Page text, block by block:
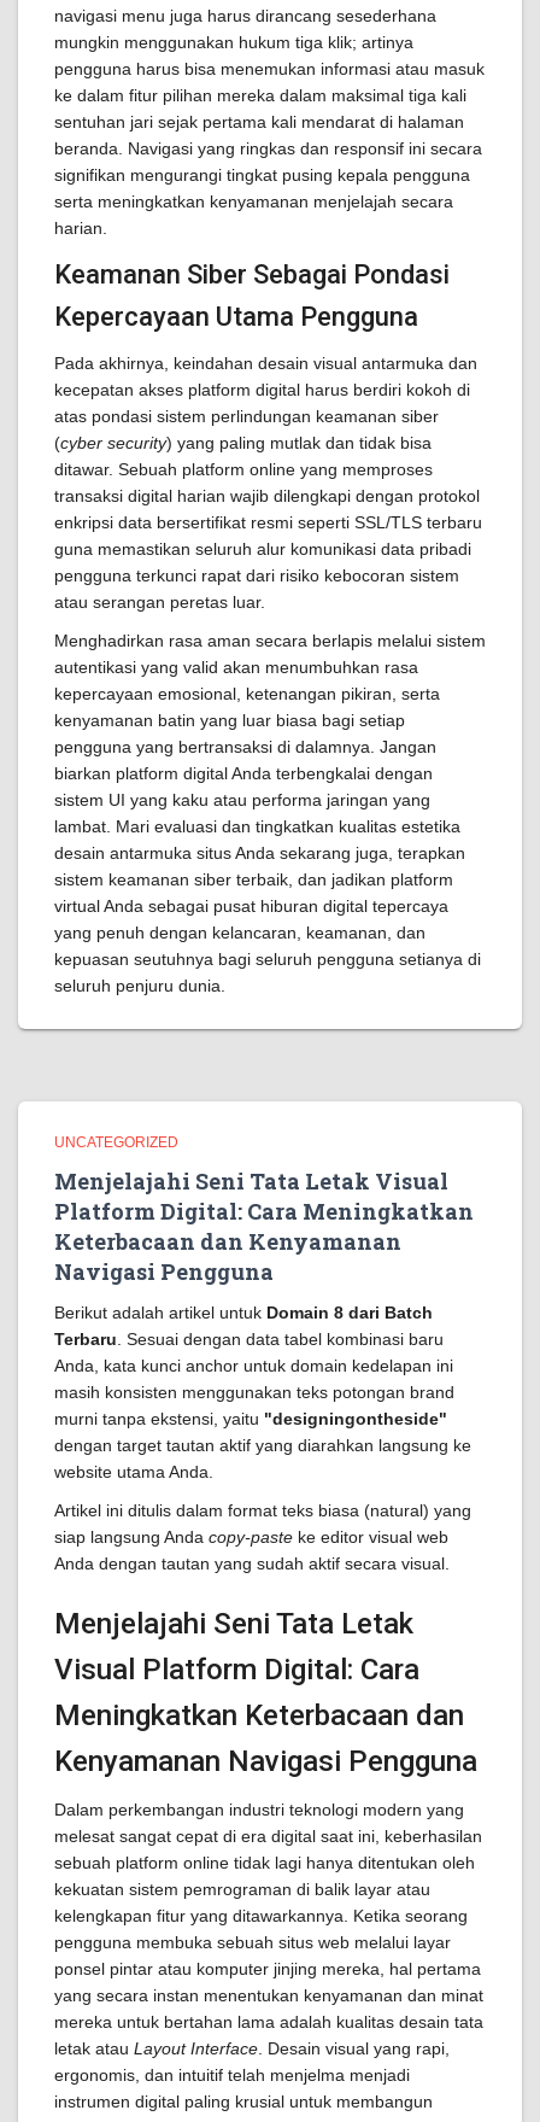
navigasi menu juga harus dirancang sesederhana
mungkin menggunakan hukum tiga klik; artinya
pengguna harus bisa menemukan informasi atau masuk
ke dalam fitur pilihan mereka dalam maksimal tiga kali
sentuhan jari sejak pertama kali mendarat di halaman
beranda. Navigasi yang ringkas dan responsif ini secara
signifikan mengurangi tingkat pusing kepala pengguna
serta meningkatkan kenyamanan menjelajah secara
harian.
Keamanan Siber Sebagai Pondasi
Kepercayaan Utama Pengguna
Pada akhirnya, keindahan desain visual antarmuka dan
kecepatan akses platform digital harus berdiri kokoh di
atas pondasi sistem perlindungan keamanan siber
(cyber security) yang paling mutlak dan tidak bisa
ditawar. Sebuah platform online yang memproses
transaksi digital harian wajib dilengkapi dengan protokol
enkripsi data bersertifikat resmi seperti SSL/TLS terbaru
guna memastikan seluruh alur komunikasi data pribadi
pengguna terkunci rapat dari risiko kebocoran sistem
atau serangan peretas luar.
Menghadirkan rasa aman secara berlapis melalui sistem
autentikasi yang valid akan menumbuhkan rasa
kepercayaan emosional, ketenangan pikiran, serta
kenyamanan batin yang luar biasa bagi setiap
pengguna yang bertransaksi di dalamnya. Jangan
biarkan platform digital Anda terbengkalai dengan
sistem UI yang kaku atau performa jaringan yang
lambat. Mari evaluasi dan tingkatkan kualitas estetika
desain antarmuka situs Anda sekarang juga, terapkan
sistem keamanan siber terbaik, dan jadikan platform
virtual Anda sebagai pusat hiburan digital tepercaya
yang penuh dengan kelancaran, keamanan, dan
kepuasan seutuhnya bagi seluruh pengguna setianya di
seluruh penjuru dunia.
UNCATEGORIZED
Menjelajahi Seni Tata Letak Visual
Platform Digital: Cara Meningkatkan
Keterbacaan dan Kenyamanan
Navigasi Pengguna
Berikut adalah artikel untuk Domain 8 dari Batch
Terbaru . Sesuai dengan data tabel kombinasi baru
Anda, kata kunci anchor untuk domain kedelapan ini
masih konsisten menggunakan teks potongan brand
murni tanpa ekstensi, yaitu "designingontheside"
dengan target tautan aktif yang diarahkan langsung ke
website utama Anda.
Artikel ini ditulis dalam format teks biasa (natural) yang
siap langsung Anda copy-paste ke editor visual web
Anda dengan tautan yang sudah aktif secara visual.
Menjelajahi Seni Tata Letak
Visual Platform Digital: Cara
Meningkatkan Keterbacaan dan
Kenyamanan Navigasi Pengguna
Dalam perkembangan industri teknologi modern yang
melesat sangat cepat di era digital saat ini, keberhasilan
sebuah platform online tidak lagi hanya ditentukan oleh
kekuatan sistem pemrograman di balik layar atau
kelengkapan fitur yang ditawarkannya. Ketika seorang
pengguna membuka sebuah situs web melalui layar
ponsel pintar atau komputer jinjing mereka, hal pertama
yang secara instan menentukan kenyamanan dan minat
mereka untuk bertahan lama adalah kualitas desain tata
letak atau Layout Interface . Desain visual yang rapi,
ergonomis, dan intuitif telah menjelma menjadi
instrumen digital paling krusial untuk membangun